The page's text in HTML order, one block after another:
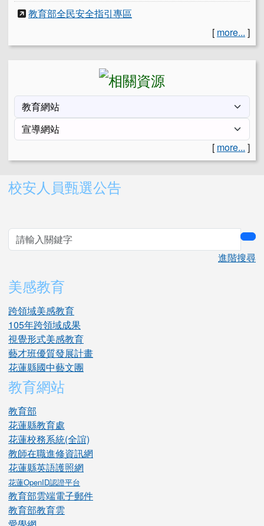
教育部全民安全指引專區
[ more... ]
[ more... ]
右邊區域內容
校安人員甄選公告
進階搜尋
美感教育
跨領域美感教育
105年跨領域成果
視覺形式美感教育
藝才班優質發展計畫
花蓮縣國中藝文團
教育網站
教育部
花蓮縣教育處
花蓮校務系統(全誼)
教師在職進修資訊網
花蓮縣英語護照網
花蓮OpenID認證平台
教育部雲端電子郵件
教育部教育雲